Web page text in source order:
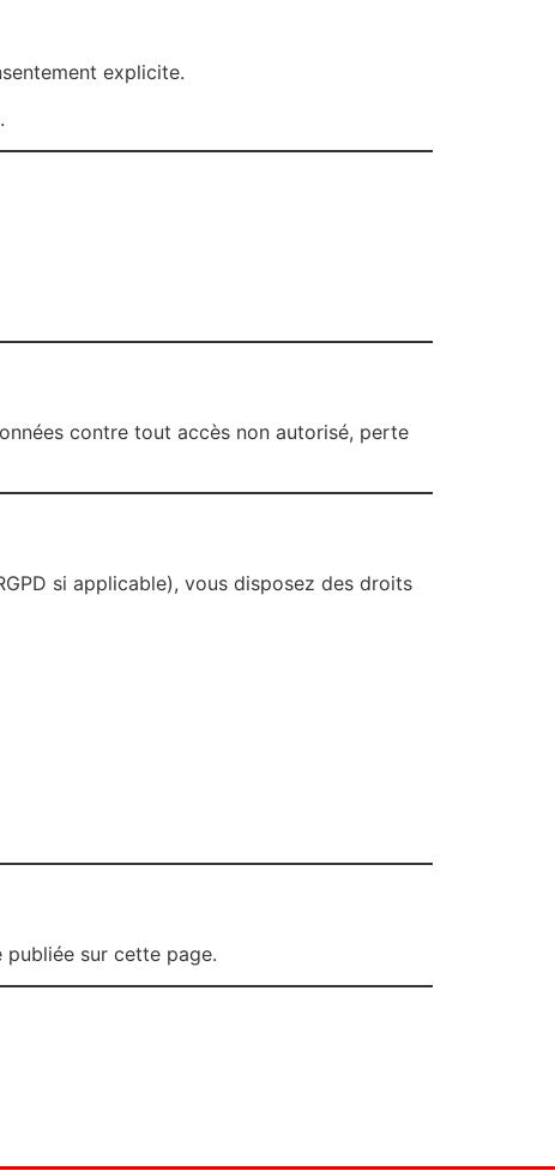
explicite.
contre tout accès non autorisé, perte
si applicable), vous disposez des droits
sur cette page.